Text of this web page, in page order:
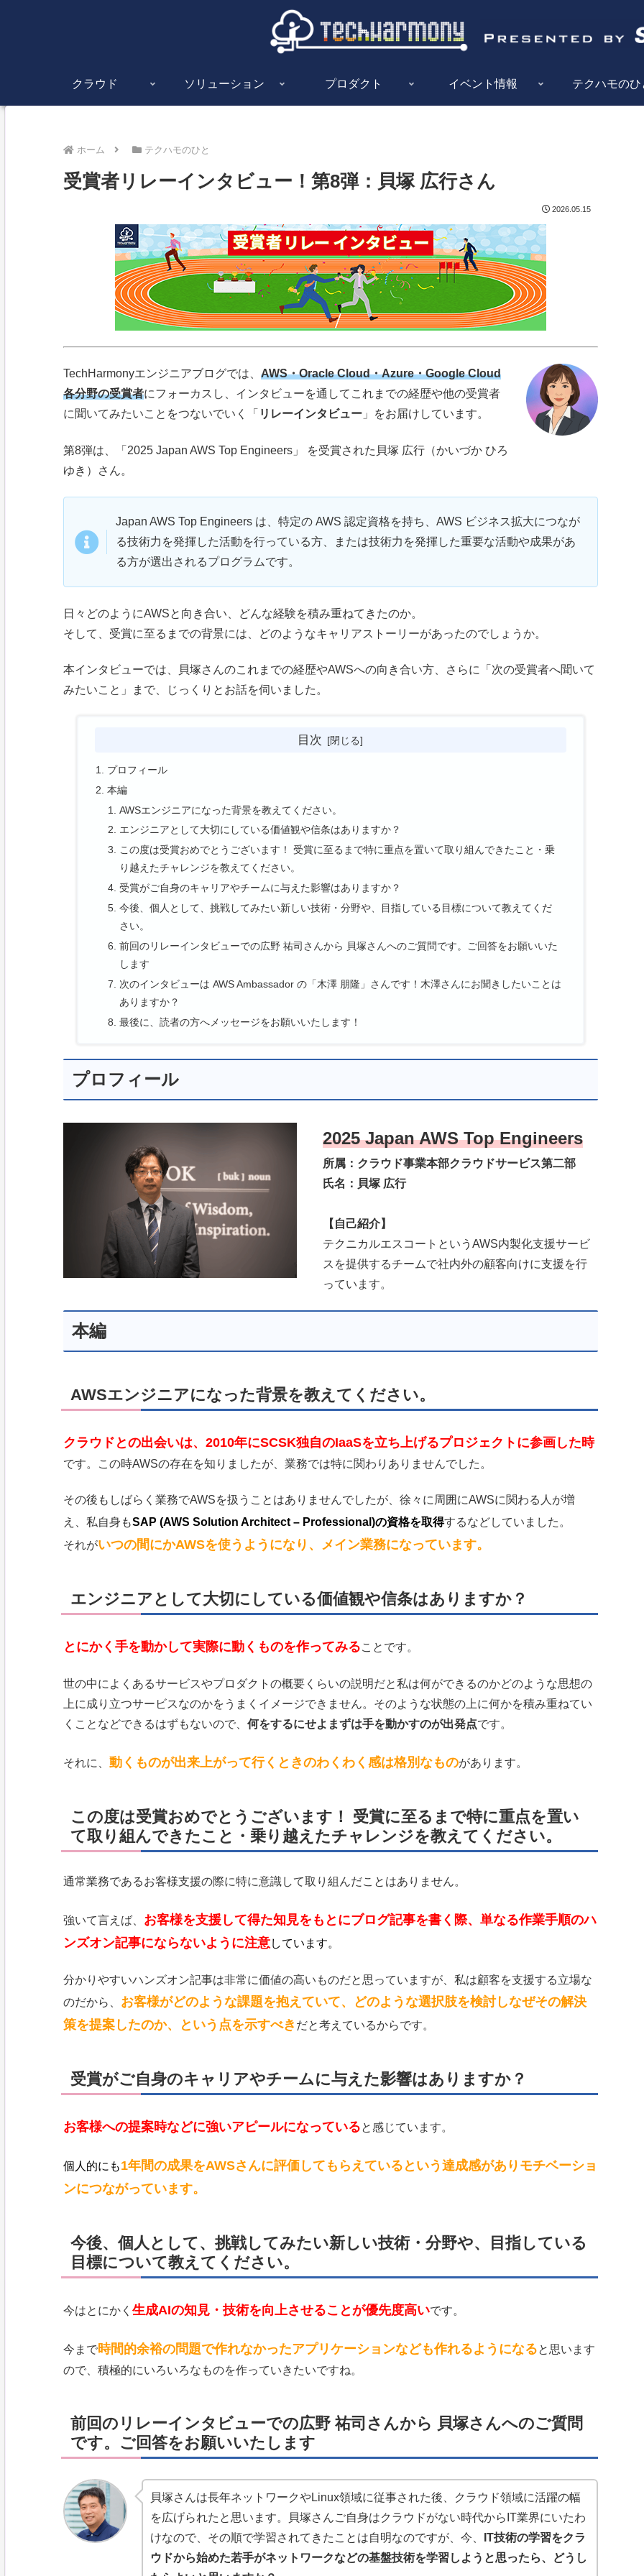
クラウド ソリューション プロダクト イベント情報 テクハモのひ
ホーム テクハモのひと
受賞者リレーインタビュー！第8弾：貝塚 広行さん
2026.05.15
TechHarmonyエンジニアブログでは、 AWS・Oracle Cloud・Azure・Google Cloud
各分野の受賞者にフォーカスし、インタビューを通してこれまでの経歴や他の受賞者
に聞いてみたいことをつないでいく「 リレーインタビュー」をお届けしています。
第8弾は、「2025 Japan AWS Top Engineers」 を受賞された貝塚 広行（かいづか ひろ
ゆき）さん。
Japan AWS Top Engineers は、特定の AWS 認定資格を持ち、AWS ビジネス拡大につなが
る技術力を発揮した活動を行っている方、または技術力を発揮した重要な活動や成果があ
る方が選出されるプログラムです。
日々どのようにAWSと向き合い、どんな経験を積み重ねてきたのか。
そして、受賞に至るまでの背景には、どのようなキャリアストーリーがあったのでしょうか。
本インタビューでは、貝塚さんのこれまでの経歴やAWSへの向き合い方、さらに「次の受賞者へ聞いて
みたいこと」まで、じっくりとお話を伺いました。
目次
プロフィール
本編
AWSエンジニアになった背景を教えてください。
エンジニアとして大切にしている価値観や信条はありますか？
この度は受賞おめでとうございます！ 受賞に至るまで特に重点を置いて取り組んできたこと・乗
り越えたチャレンジを教えてください。
受賞がご自身のキャリアやチームに与えた影響はありますか？
今後、個人として、挑戦してみたい新しい技術・分野や、目指している目標について教えてくだ
さい。
前回のリレーインタビューでの広野 祐司さんから 貝塚さんへのご質問です。ご回答をお願いいた
します
次のインタビューは AWS Ambassador の「木澤 朋隆」さんです！木澤さんにお聞きしたいことは
ありますか？
最後に、読者の方へメッセージをお願いいたします！
プロフィール
2025 Japan AWS Top Engineers
所属：クラウド事業本部クラウドサービス第二部
氏名：貝塚 広行
【自己紹介】
テクニカルエスコートというAWS内製化支援サービ
スを提供するチームで社内外の顧客向けに支援を行
っています。
本編
AWSエンジニアになった背景を教えてください。
クラウドとの出会いは、2010年にSCSK独自のIaaSを立ち上げるプロジェクトに参画した時
です。この時AWSの存在を知りましたが、業務では特に関わりありませんでした。
その後もしばらく業務でAWSを扱うことはありませんでしたが、徐々に周囲にAWSに関わる人が増
え、私自身もSAP (AWS Solution Architect – Professional)の資格を取得するなどしていました。
それがいつの間にかAWSを使うようになり、メイン業務になっています。
エンジニアとして大切にしている価値観や信条はありますか？
とにかく手を動かして実際に動くものを作ってみることです。
世の中によくあるサービスやプロダクトの概要くらいの説明だと私は何ができるのかどのような思想の
上に成り立つサービスなのかをうまくイメージできません。そのような状態の上に何かを積み重ねてい
くことなどできるはずもないので、 何をするにせよまずは手を動かすのが出発点です。
それに、 動くものが出来上がって行くときのわくわく感は格別なものがあります。
この度は受賞おめでとうございます！ 受賞に至るまで特に重点を置い
て取り組んできたこと・乗り越えたチャレンジを教えてください。
通常業務であるお客様支援の際に特に意識して取り組んだことはありません。
強いて言えば、 お客様を支援して得た知見をもとにブログ記事を書く際、単なる作業手順のハ
ンズオン記事にならないように注意しています。
分かりやすいハンズオン記事は非常に価値の高いものだと思っていますが、私は顧客を支援する立場な
のだから、 お客様がどのような課題を抱えていて、どのような選択肢を検討しなぜその解決
策を提案したのか、という点を示すべき だと考えているからです。
受賞がご自身のキャリアやチームに与えた影響はありますか？
お客様への提案時などに強いアピールになっていると感じています。
個人的にも1年間の成果をAWSさんに評価してもらえているという達成感がありモチベーショ
ンにつながっています。
今後、個人として、挑戦してみたい新しい技術・分野や、目指している
目標について教えてください。
今はとにかく 生成AIの知見・技術を向上させることが優先度高いです。
今まで時間的余裕の問題で作れなかったアプリケーションなども作れるようになると思います
ので、積極的にいろいろなものを作っていきたいですね。
前回のリレーインタビューでの広野 祐司さんから 貝塚さんへのご質問
です。ご回答をお願いいたします
貝塚さんは長年ネットワークやLinux領域に従事された後、クラウド領域に活躍の幅
を広げられたと思います。貝塚さんご自身はクラウドがない時代からIT業界にいたわ
けなので、その順で学習されてきたことは自明なのですが、今、
IT技術の学習をクラ
ウドから始めた若手がネットワークなどの基盤技術を学習しようと思ったら、どうし